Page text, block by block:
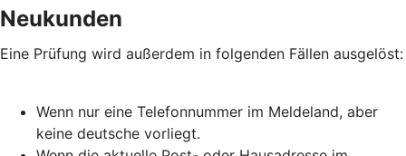
Neukunden
Eine Prüfung wird außerdem in folgenden Fällen ausgelöst:
Wenn nur eine Telefonnummer im Meldeland, aber
keine deutsche vorliegt.